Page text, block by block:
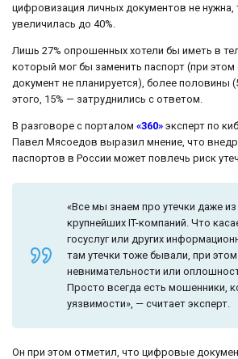
цифровизация личных документов не нужна,
увеличилась до 40%.
Лишь 27% опрошенных хотели бы иметь в
который мог бы заменить паспорт (при
документ не планируется), более половины
этого, 15% — затруднились с ответом.
В разговоре с порталом «360» эксперт по
Павел Мясоедов выразил мнение, что
паспортов в России может повлечь риск
«Все мы знаем про утечки даже
крупнейших IT-компаний. Что
госуслуг или других
там утечки тоже бывали, при этом
невнимательности или
Просто всегда есть мошенники,
уязвимости», — считает эксперт.
Он при этом отметил, что цифровые